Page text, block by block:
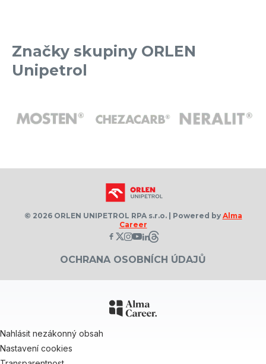
Značky skupiny ORLEN
Unipetrol
© 2026 ORLEN UNIPETROL RPA s.r.o. | Powered by Alma
Career
OCHRANA OSOBNÍCH ÚDAJŮ
Nahlásit nezákonný obsah
Nastavení cookies